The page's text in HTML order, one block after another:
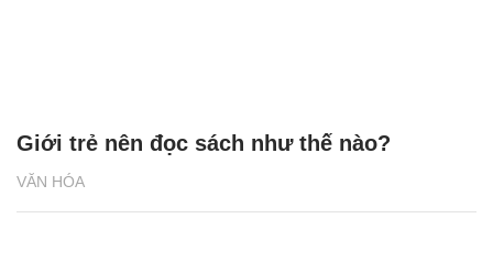
VĂN HÓA
Giới trẻ nên đọc sách như thế nào?